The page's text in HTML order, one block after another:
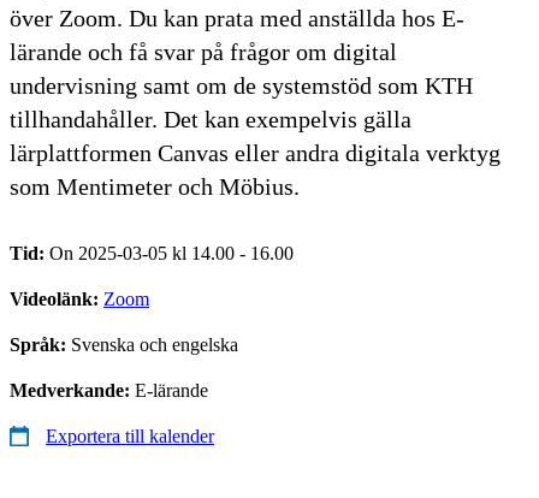
över Zoom. Du kan prata med anställda hos E-
lärande och få svar på frågor om digital
undervisning samt om de systemstöd som KTH
tillhandahåller. Det kan exempelvis gälla
lärplattformen Canvas eller andra digitala verktyg
som Mentimeter och Möbius.
Tid: On 2025-03-05 kl 14.00 - 16.00
Videolänk: Zoom
Språk: Svenska och engelska
Medverkande: E-lärande
Exportera till kalender